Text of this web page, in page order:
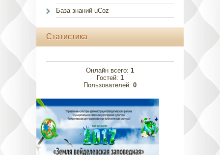
База знаний uCoz
Статистика
Онлайн всего: 1
Гостей: 1
Пользователей: 0